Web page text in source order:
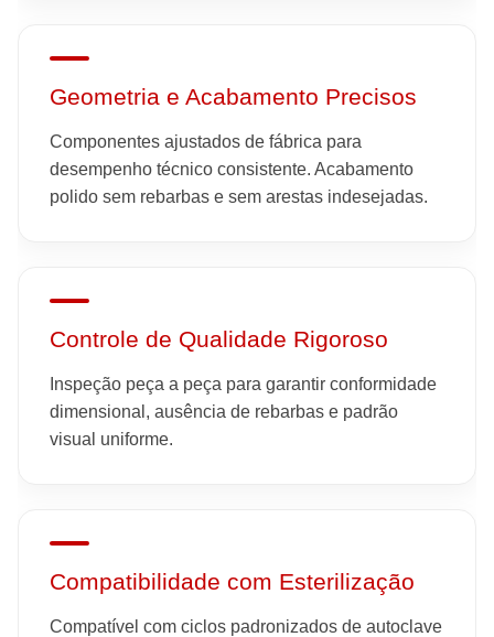
Geometria e Acabamento Precisos
Componentes ajustados de fábrica para
desempenho técnico consistente. Acabamento
polido sem rebarbas e sem arestas indesejadas.
Controle de Qualidade Rigoroso
Inspeção peça a peça para garantir conformidade
dimensional, ausência de rebarbas e padrão
visual uniforme.
Compatibilidade com Esterilização
Compatível com ciclos padronizados de autoclave